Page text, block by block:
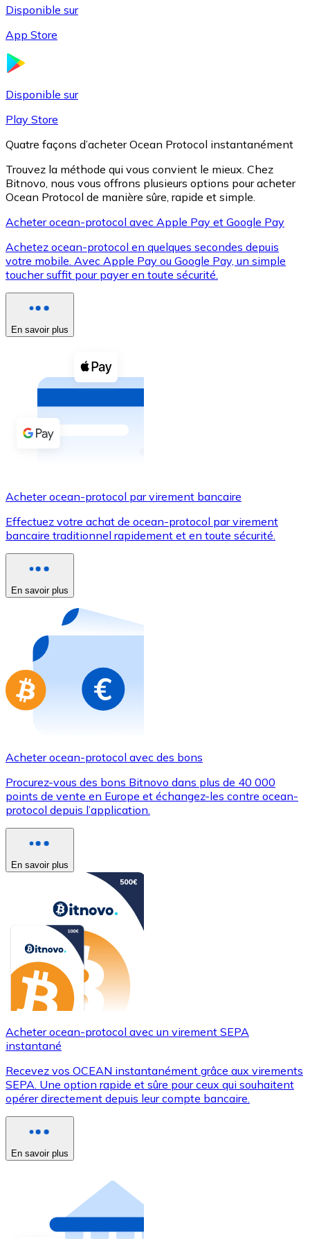
XRP
XRP
Voir toutes
Coupons crypto
Achetez des cryptomonnaies en espèces et d'autres
Acheter avec espèces
Virement SEPA
Utilisez les cartes Visa et Mastercard pour acheter
Acheter avec carte
Nouveau
Achetez des cartes-cadeaux de vos marques
Aller à la boutique de cartes-cadeaux
Disponible sur
App Store
Disponible sur
Play Store
Quatre façons d’acheter Ocean Protocol instantanément
Trouvez la méthode qui vous convient le mieux. Chez
Bitnovo, nous vous offrons plusieurs options pour acheter
Ocean Protocol de manière sûre, rapide et simple.
Acheter ocean-protocol avec Apple Pay et Google Pay
Achetez ocean-protocol en quelques secondes depuis
votre mobile. Avec Apple Pay ou Google Pay, un simple
toucher suffit pour payer en toute sécurité.
En savoir plus
Acheter ocean-protocol par virement bancaire
Effectuez votre achat de ocean-protocol par virement
bancaire traditionnel rapidement et en toute sécurité.
En savoir plus
Acheter ocean-protocol avec des bons
Procurez-vous des bons Bitnovo dans plus de 40 000
points de vente en Europe et échangez-les contre ocean-
protocol depuis l’application.
En savoir plus
Acheter ocean-protocol avec un virement SEPA
instantané
Recevez vos OCEAN instantanément grâce aux virements
SEPA. Une option rapide et sûre pour ceux qui souhaitent
opérer directement depuis leur compte bancaire.
En savoir plus